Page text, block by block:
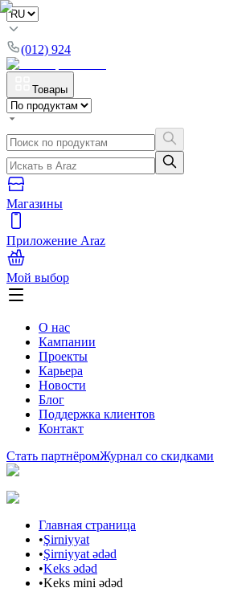
(012) 924
Товары
Магазины
Приложение Araz
Мой выбор
О нас
Кампании
Проекты
Карьера
Новости
Блог
Поддержка клиентов
Контакт
Стать партнёромЖурнал со скидками
Главная страница
•Şirniyyat
•Şirniyyat ədəd
•Keks ədəd
•Keks mini ədəd